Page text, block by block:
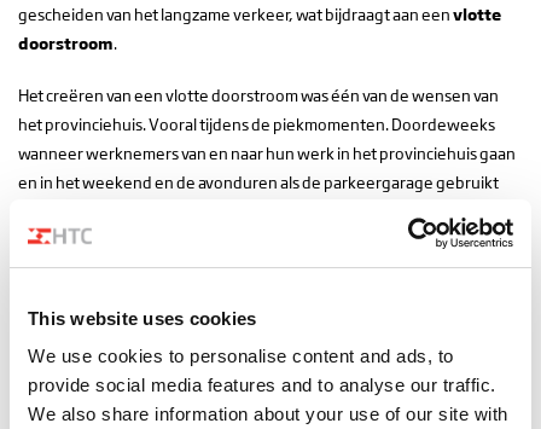
This website uses cookies
We use cookies to personalise content and ads, to
provide social media features and to analyse our traffic.
We also share information about your use of our site with
gescheiden van het langzame verkeer, wat bijdraagt aan eenvlotte
doorstroom.
Het creëren van een vlotte doorstroom was één van de wensen van
het provinciehuis. Vooral tijdens de piekmomenten. Doordeweeks
wanneer werknemers van en naar hun werk in het provinciehuis gaan
en in het weekend en de avonduren als de parkeergarage gebruikt
boden daarom een perfect alternatief voor de rolhekken. Ze zijn
immers net zo snel als een slagboom en bieden tegelijkertijd een
uitrijden van de parkeergarage een stuk aangenamer en bovendien
nóg makkelijker en sneller geworden.